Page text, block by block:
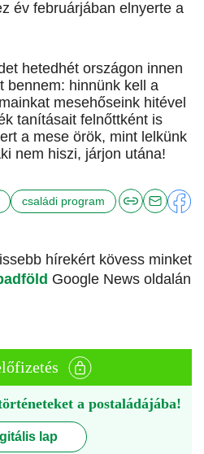
év februárjában elnyerte a
hetedhét országon innen
bennem: hinnünk kell a
mesehőseink hitével
tanításait felnőttként is
a mese örök, mint lelkünk
nem hiszi, járjon utána!
családi program
hírekért kövess minket
Google News oldalán
a postaládájába!
lap